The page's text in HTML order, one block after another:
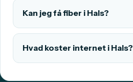
Kan jeg få fiber i Hals?
Hvad koster internet i Hals?